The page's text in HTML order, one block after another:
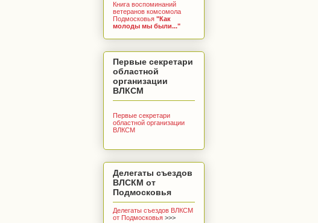
Книга воспоминаний
ветеранов комсомола
Подмосковья "Как
молоды мы были..."
Первые секретари
областной
организации
ВЛКСМ
Первые секретари
областной организации
ВЛКСМ
Делегаты съездов
ВЛСКМ от
Подмосковья
Делегаты съездов ВЛКСМ
от Подмосковья >>>